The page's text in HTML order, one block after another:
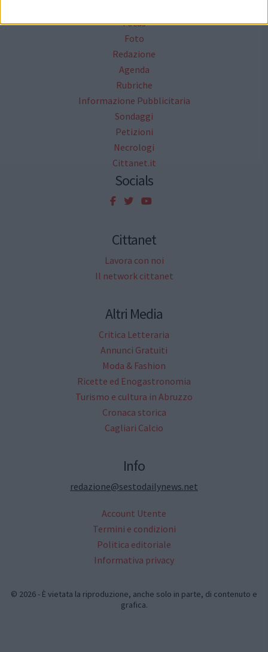
Focus
Foto
Redazione
Agenda
Rubriche
Informazione Pubblicitaria
Sondaggi
Petizioni
Necrologi
Cittanet.it
Socials
Cittanet
Lavora con noi
Il network cittanet
Altri Media
Critica Letteraria
Annunci Gratuiti
Moda & Fashion
Ricette ed Enogastronomia
Turismo e cultura in Abruzzo
Cronaca storica
Cagliari Calcio
Info
redazione@sestodailynews.net
Account Utente
Termini e condizioni
Politica editoriale
Informativa privacy
© 2026 - È vietata la riproduzione, anche solo in parte, di contenuto e
grafica.